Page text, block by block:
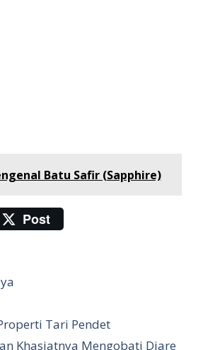
Batu Safir (Sapphire)
Post
Tari Pendet
Khasiatnya Mengobati Diare